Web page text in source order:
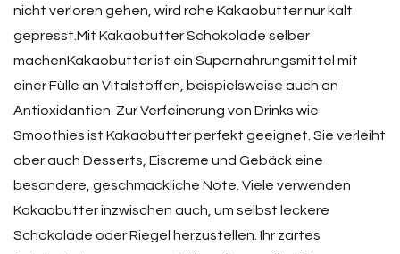
nicht verloren gehen, wird rohe Kakaobutter nur kalt
gepresst.Mit Kakaobutter Schokolade selber
machenKakaobutter ist ein Supernahrungsmittel mit
einer Fülle an Vitalstoffen, beispielsweise auch an
Antioxidantien. Zur Verfeinerung von Drinks wie
Smoothies ist Kakaobutter perfekt geeignet. Sie verleiht
aber auch Desserts, Eiscreme und Gebäck eine
besondere, geschmackliche Note. Viele verwenden
Kakaobutter inzwischen auch, um selbst leckere
Schokolade oder Riegel herzustellen. Ihr zartes